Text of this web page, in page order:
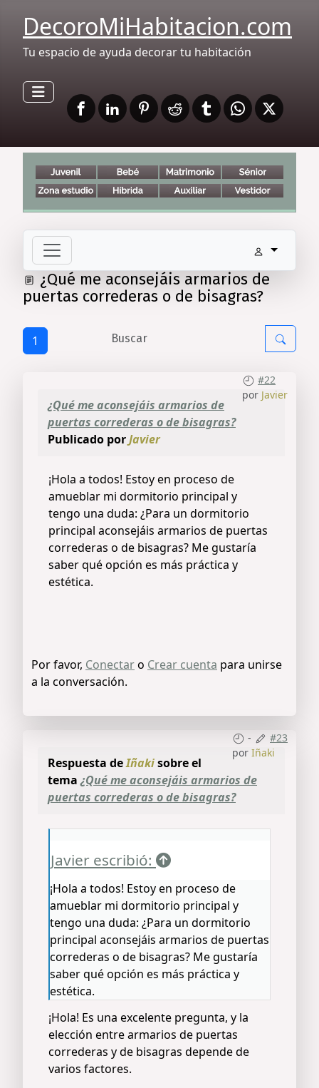
DecoroMiHabitacion.com
Tu espacio de ayuda decorar tu habitación
¿Qué me aconsejáis armarios de
puertas correderas o de bisagras?
1
#22
por Javier
¿Qué me aconsejáis armarios de
puertas correderas o de bisagras?
Publicado porJavier
¡Hola a todos! Estoy en proceso de
amueblar mi dormitorio principal y
tengo una duda: ¿Para un dormitorio
principal aconsejáis armarios de puertas
correderas o de bisagras? Me gustaría
saber qué opción es más práctica y
estética.
Por favor, Conectaro Crear cuenta para unirse
a la conversación.
-
#23
por Iñaki
Respuesta deIñakisobre el
tema¿Qué me aconsejáis armarios de
puertas correderas o de bisagras?
Javier escribió:
¡Hola a todos! Estoy en proceso de
amueblar mi dormitorio principal y
tengo una duda: ¿Para un dormitorio
principal aconsejáis armarios de puertas
correderas o de bisagras? Me gustaría
saber qué opción es más práctica y
estética.
¡Hola! Es una excelente pregunta, y la
elección entre armarios de puertas
correderas y de bisagras depende de
varios factores.